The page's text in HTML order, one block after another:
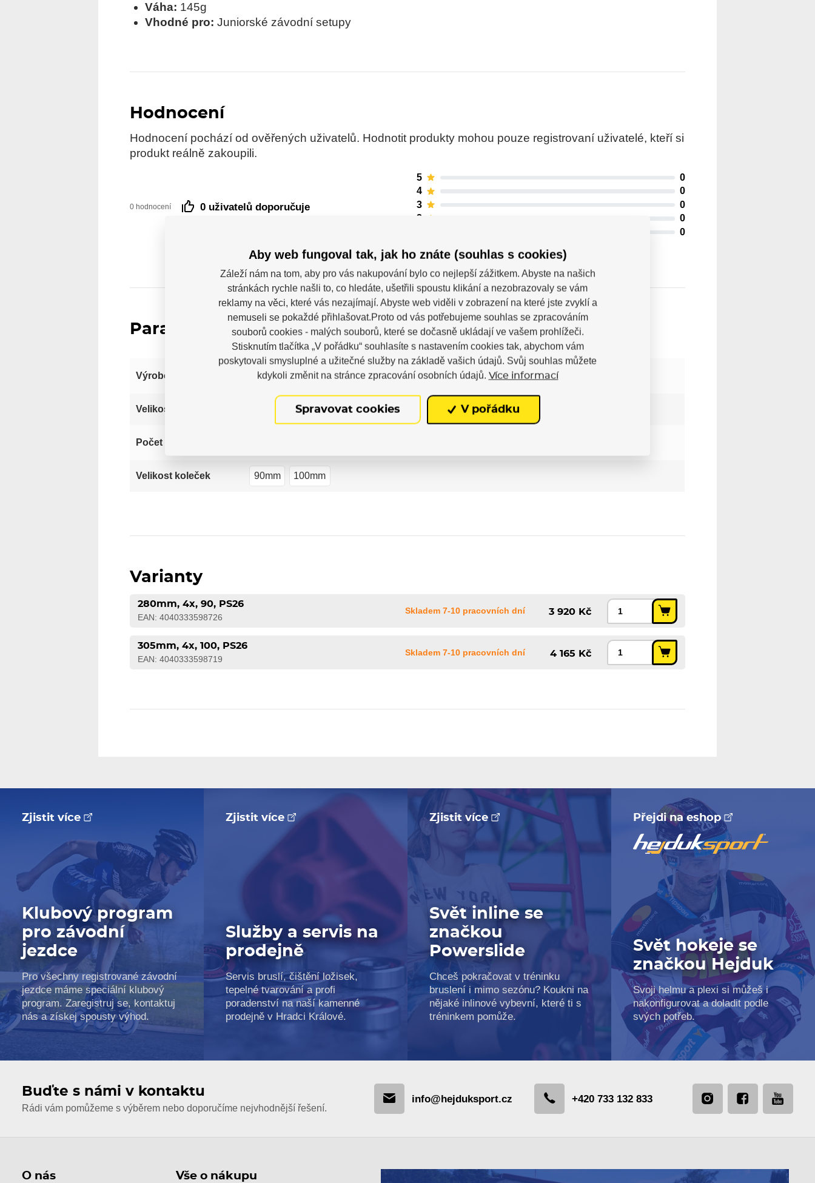
Váha: 145g
Vhodné pro: Juniorské závodní setupy
Hodnocení
Hodnocení pochází od ověřených uživatelů. Hodnotit produkty mohou pouze registrovaní uživatelé, kteří si
produkt reálně zakoupili.
0 hodnocení 0 uživatelů doporučuje
5
0
4
0
3
0
2
0
0
Parametry
Výrobce Powerslide
Velikost 280mm (11.0") 305mm (12.0")
Počet koleček
Velikost koleček 90mm 100mm
Varianty
280mm, 4x, 90, PS26
EAN: 4040333598726
Skladem 7-10 pracovních dní 3 920 Kč
305mm, 4x, 100, PS26
EAN: 4040333598719
Skladem 7-10 pracovních dní 4 165 Kč
Zjistit více
Klubový program
pro závodní
jezdce
Pro všechny registrované závodní
jezdce máme speciální klubový
program. Zaregistruj se, kontaktuj
nás a získej spousty výhod.
Zjistit více
Služby a servis na
prodejně
Servis bruslí, čištění ložisek,
tepelné tvarování a profi
poradenství na naší kamenné
prodejně v Hradci Králové.
Zjistit více
Svět inline se
značkou
Powerslide
Chceš pokračovat v tréninku
bruslení i mimo sezónu? Koukni na
nějaké inlinové vybevní, které ti s
tréninkem pomůže.
Přejdi na eshop
Svět hokeje se
značkou Hejduk
Svoji helmu a plexi si můžeš i
nakonfigurovat a doladit podle
svých potřeb.
Buďte s námi v kontaktu
Rádi vám pomůžeme s výběrem nebo doporučíme nejvhodnější řešení.
info@hejduksport.cz +420 733 132 833
O nás Vše o nákupu
Aby web fungoval tak, jak ho znáte (souhlas s cookies)
Záleží nám na tom, aby pro vás nakupování bylo co nejlepší zážitkem. Abyste na našich
stránkách rychle našli to, co hledáte, ušetřili spoustu klikání a nezobrazovaly se vám
reklamy na věci, které vás nezajímají. Abyste web viděli v zobrazení na které jste zvyklí a
nemuseli se pokaždé přihlašovat.Proto od vás potřebujeme souhlas se zpracováním
souborů cookies - malých souborů, které se dočasně ukládají ve vašem prohlížeči.
Stisknutím tlačítka „V pořádku“ souhlasíte s nastavením cookies tak, abychom vám
poskytovali smysluplné a užitečné služby na základě vašich údajů. Svůj souhlas můžete
kdykoli změnit na stránce zpracování osobních údajů. Více informací
Spravovat cookies V pořádku